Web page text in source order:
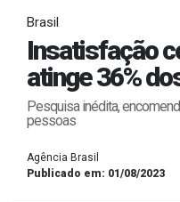
Brasil
Insatisfação
atinge 36%
Pesquisa inédita,
pessoas
Agência Brasil
Publicado em: 01/08/2023